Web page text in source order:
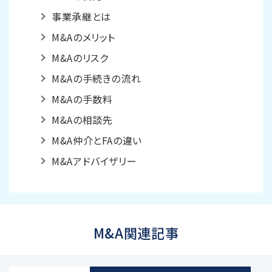
事業承継とは
M&Aのメリット
M&Aのリスク
M&Aの手続きの流れ
M&Aの手数料
M&Aの相談先
M&A仲介とFAの違い
M&Aアドバイザリー
M&A関連記事